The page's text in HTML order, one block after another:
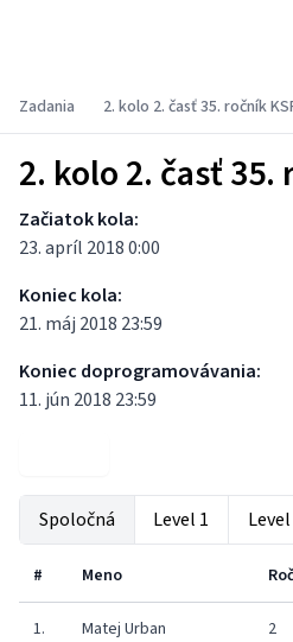
Zadania 2. kolo 2. časť 35. ročník
2. kolo 2. časť 35.
Začiatok kola:
23. apríl 2018 0:00
Koniec kola:
21. máj 2018 23:59
Koniec doprogramovávania:
11. jún 2018 23:59
Spoločná Level 1
# Meno
1. Matej Urban 2